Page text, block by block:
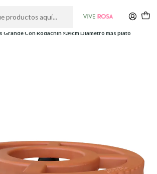
Grande Con Rodachin ×34cm Diametro más plato